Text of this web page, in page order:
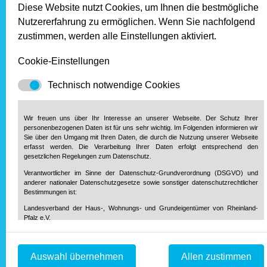
insbesondere in bestehenden Mietverhältnissen. Es zeigt
sich, dass nur bei einem Viertel aller Mietverhältnisse die
Miete nachträglich erhöht wurde. Dabei nehmen die Anteile
Alter des Mietvertrags naturgemäß zu. Aber auch noch bei
wurde in 36 Prozent der Fälle die Miete nicht erhöht. Als
Rechtsgrundlage für Mieterhöhungen wählen
Privateigentümer mit 42 Prozent häufig den Weg der
einvernehmlichen Mieterhöhung nach § 557 BGB, der bei
anderen Anbietergruppen auf dem Mietwohnungsmarkt keine
Rolle spielt. Die detaillierte Analyse der konkreten Anlässe für
bei Modernisierungsmaßnahmen Mieterhöhungen nach §
557 BGB und nicht über eine Modernisierungsumlage nach §
559 BGB vereinbart werden.
Fazit: Private Vermieter werden
dringender denn je gebraucht!
Diese Website nutzt Cookies, um Ihnen die bestmögliche
Nutzererfahrung zu ermöglichen. Wenn Sie nachfolgend
zustimmen, werden alle Einstellungen aktiviert.
Cookie-Einstellungen
Technisch notwendige Cookies
Wir freuen uns über Ihr Interesse an unserer Webseite. Der Schutz Ihrer
personenbezogenen Daten ist für uns sehr wichtig. Im Folgenden informieren wir
Sie über den Umgang mit Ihren Daten, die durch die Nutzung unserer Webseite
erfasst werden. Die Verarbeitung Ihrer Daten erfolgt entsprechend den
gesetzlichen Regelungen zum Datenschutz.
Verantwortlicher im Sinne der Datenschutz-Grundverordnung (DSGVO) und
anderer nationaler Datenschutzgesetze sowie sonstiger datenschutzrechtlicher
Bestimmungen ist:
Landesverband der Haus-, Wohnungs- und Grundeigentümer von Rheinland-
Pfalz e.V.
Telefon: 0 61 31 / 61 97 20
Telefax: 0 61 31 / 61 98 68
Auswahl übernehmen Allen zustimmen